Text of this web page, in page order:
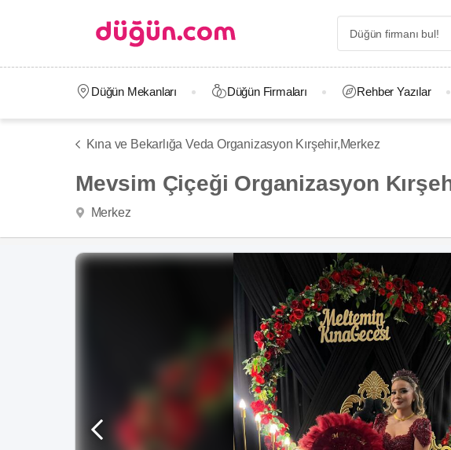
Düğün Mekanları Düğün Firmaları Rehber Yazılar
Kına ve Bekarlığa Veda Organizasyon Kırşehir,Merkez
Mevsim Çiçeği Organizasyon
Merkez